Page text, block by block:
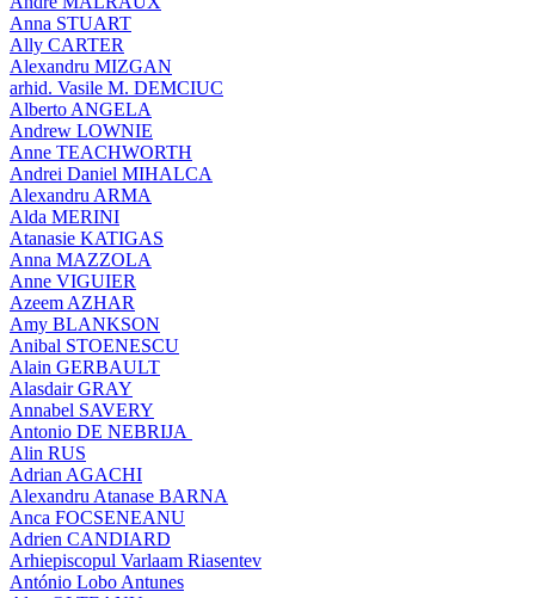
Anna STUART
Ally CARTER
Alexandru MIZGAN
arhid. Vasile M. DEMCIUC
Alberto ANGELA
Andrew LOWNIE
Anne TEACHWORTH
Andrei Daniel MIHALCA
Alexandru ARMA
Alda MERINI
Atanasie KATIGAS
Anna MAZZOLA
Anne VIGUIER
Azeem AZHAR
Amy BLANKSON
Anibal STOENESCU
Alain GERBAULT
Alasdair GRAY
Annabel SAVERY
Antonio DE NEBRIJA
Alin RUS
Adrian AGACHI
Alexandru Atanase BARNA
Anca FOCSENEANU
Adrien CANDIARD
Arhiepiscopul Varlaam Riasentev
António Lobo Antunes